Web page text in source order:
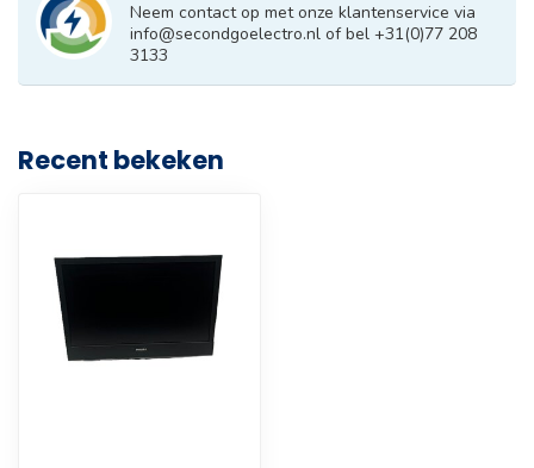
Neem contact op met onze klantenservice via
info@secondgoelectro.nl of bel +31(0)77 208
3133
Recent bekeken